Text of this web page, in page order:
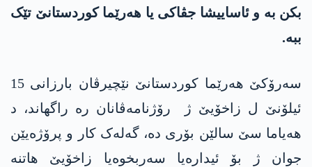
بکن بە و ئاساییشا جڤاکی یا ھەرێما کوردستانێ تێک
ببە.
سەرۆکێ ھەرێما کوردستانێ نێچیرڤان بارزانی 15
ئیلۆنێ ل زاخۆیێ ژ رۆژنامەڤانان رە راگھاند، د
ھەیاما سێ سالێن بۆری دە، گەلەک کار و پرۆژەیێن
جوان ژ بۆ ئیدارەیا سەربخوەیا زاخۆیێ ھاتنە